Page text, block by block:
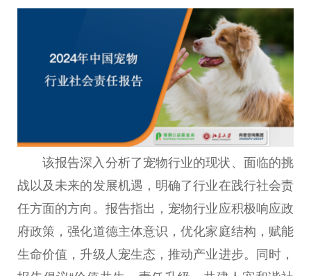
该报告深入分析了宠物行业的现状、面临的挑
战以及未来的发展机遇，明确了行业在践行社会责
任方面的方向。报告指出，宠物行业应积极响应政
府政策，强化道德主体意识，优化家庭结构，赋能
生命价值，升级人宠生态，推动产业进步。同时，